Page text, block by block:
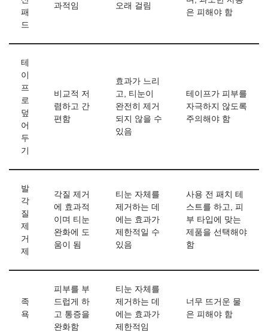
패
드
과적임 오래 걸림
은 피해야 함
테
이
프
로
덮
어
두
기
비교적 저
렴하고 간
편함
효과가 느리
고, 티눈이
완전히 제거
되지 않을 수
있음
테이프가 피부를
자극하지 않도록
주의해야 함
발
각
질
제
거
제
각질 제거
에 효과적
이며 티눈
완화에 도
움이 됨
티눈 자체를
제거하는 데
에는 효과가
제한적일 수
있음
사용 전 패치 테
스트를 하고, 피
부 타입에 맞는
제품을 선택해야
함
족
욕
피부를 부
드럽게 하
고 통증을
완화함
티눈 자체를
제거하는 데
에는 효과가
제한적임
너무 뜨거운 물
은 피해야 함